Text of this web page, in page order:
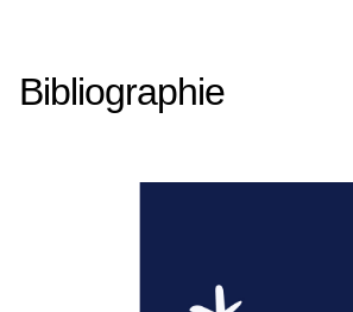
Bibliographie